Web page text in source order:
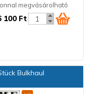
megvásárolható
100 Ft
Bulkhaul